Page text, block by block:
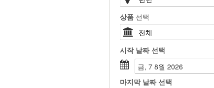
상품 선택
시작 날짜선택
금, 7 8월 2026
마지막 날짜선택